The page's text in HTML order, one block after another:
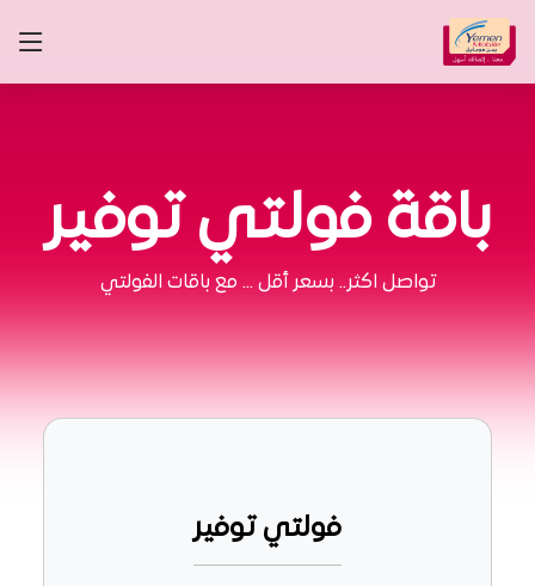
باقة فولتي توفير
تواصل اكثر.. بسعر أقل … مع باقات الفولتي
فولتي توفير